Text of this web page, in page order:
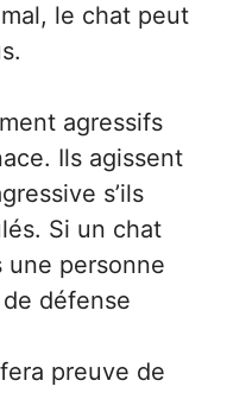
le chat peut
agressifs
Ils agissent
s’ils
Si un chat
une personne
défense
preuve de